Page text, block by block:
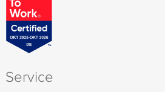
Service